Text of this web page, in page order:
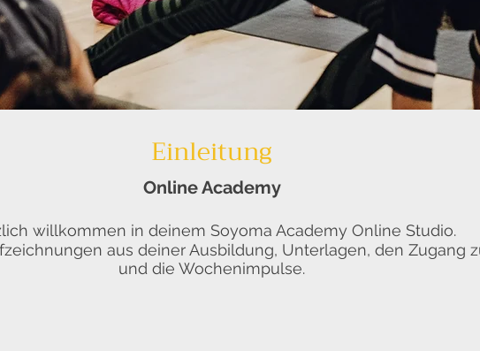
Einleitung
Online Academy
willkommen in deinem Soyoma Academy Online Studio.
aus deiner Ausbildung, Unterlagen, den Zugang
und die Wochenimpulse.